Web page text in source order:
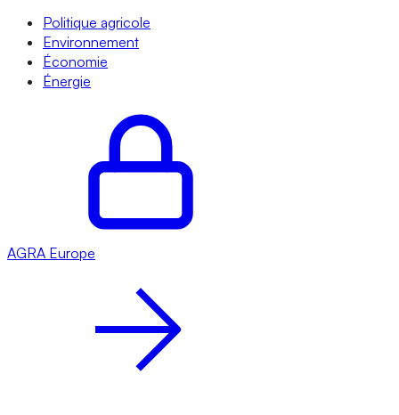
Politique agricole
Environnement
Économie
Énergie
AGRA Europe